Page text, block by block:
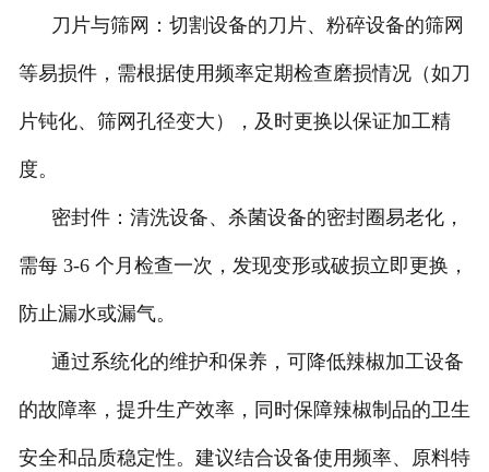
刀片与筛网：切割设备的刀片、粉碎设备的筛网
等易损件，需根据使用频率定期检查磨损情况（如刀
片钝化、筛网孔径变大），及时更换以保证加工精
度。
密封件：清洗设备、杀菌设备的密封圈易老化，
需每 3-6 个月检查一次，发现变形或破损立即更换，
防止漏水或漏气。
通过系统化的维护和保养，可降低辣椒加工设备
的故障率，提升生产效率，同时保障辣椒制品的卫生
安全和品质稳定性。建议结合设备使用频率、原料特